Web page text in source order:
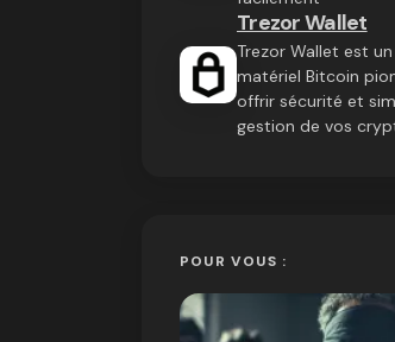
Trezor Wallet
Trezor Wallet est
matériel Bitcoin
offrir sécurité et
gestion de vos
POUR VOUS :